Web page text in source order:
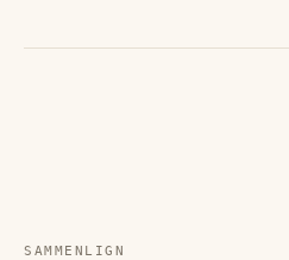
SAMMENLIGN